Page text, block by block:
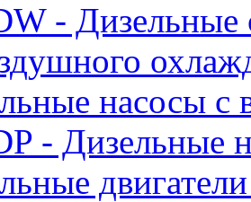
- Дизельные
насосы
- Дизельные